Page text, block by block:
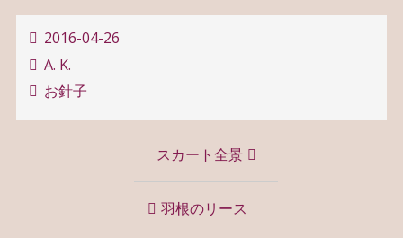
2016-04-26
A. K.
お針子
スカート全景
羽根のリース